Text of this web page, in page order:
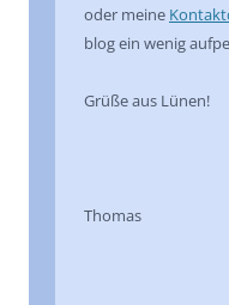
oder meine
blog ein wenig
Grüße aus Lünen!
Thomas